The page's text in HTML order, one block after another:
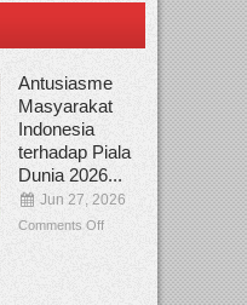
Antusiasme
Masyarakat
Indonesia
terhadap Piala
Dunia 2026...
Jun 27, 2026
Comments Off